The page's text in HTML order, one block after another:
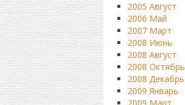
2005 Август
2006 Май
2007 Март
2008 Июнь
2008 Август
2008 Октябрь
2008 Декабрь
2009 Январь